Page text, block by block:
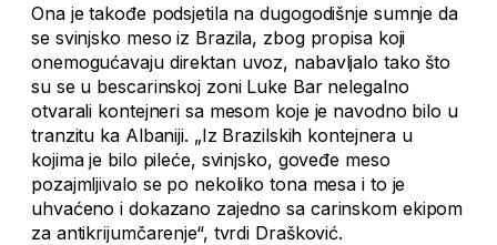
Ona je takođe podsjetila na dugogodišnje sumnje da
se svinjsko meso iz Brazila, zbog propisa koji
onemogućavaju direktan uvoz, nabavljalo tako što
su se u bescarinskoj zoni Luke Bar nelegalno
otvarali kontejneri sa mesom koje je navodno bilo u
tranzitu ka Albaniji. „Iz Brazilskih kontejnera u
kojima je bilo pileće, svinjsko, goveđe meso
pozajmljivalo se po nekoliko tona mesa i to je
uhvaćeno i dokazano zajedno sa carinskom ekipom
za antikrijumčarenje“, tvrdi Drašković.